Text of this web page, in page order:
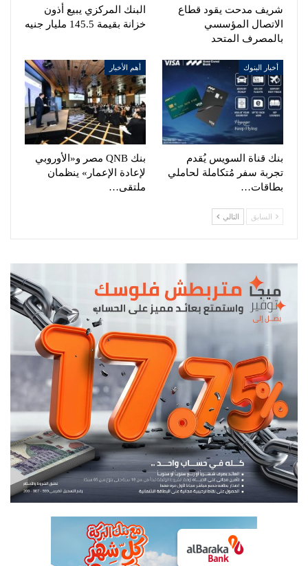
شريف مدحت يقود قطاع
الاتصال المؤسسي
بالمصرف المتحد
البنك المركزي يبيع أذون
خزانة بقيمة 145.5 مليار جنيه
أخبار البنوك
بنك قناة السويس يُقدم
تجربة سفر مُتكاملة لحاملي
بطاقات…
أهم الأخبار
بنك QNB مصر و«الأوروبي
لإعادة الإعمار» ينظمان
ملتقى…
السابق التالي